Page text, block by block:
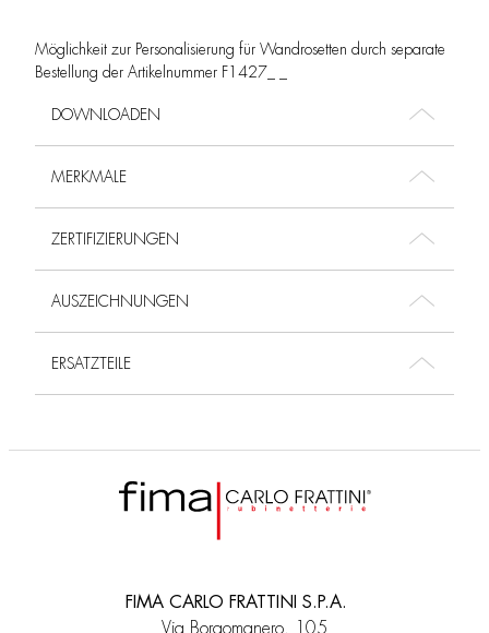
Möglichkeit zur Personalisierung für Wandrosetten durch separate
Bestellung der Artikelnummer F1427_ _
DOWNLOADEN
MERKMALE
ZERTIFIZIERUNGEN
AUSZEICHNUNGEN
ERSATZTEILE
FIMA CARLO FRATTINI S.P.A.
Via Borgomanero, 105